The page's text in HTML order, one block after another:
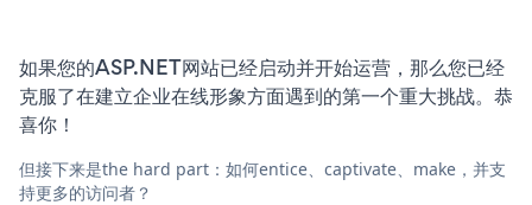
如果您的ASP.NET网站已经启动并开始运营，那么您已经
克服了在建立企业在线形象方面遇到的第一个重大挑战。恭
喜你！
但接下来是the hard part：如何entice、captivate、make，并支
持更多的访问者？